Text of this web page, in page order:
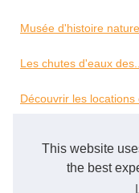
This website
the best
Musée d'histoire
Les chutes d'eaux des...
Découvrir les locations
Louez vos bureaux